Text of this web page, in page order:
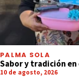
PALMA SOLA
Sabor y tradición
10 de agosto, 2026